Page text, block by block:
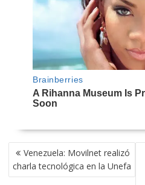
NAVEGACIÓN
DE
ENTRADAS
Venezuela: Movilnet realizó
charla tecnológica en la Unefa